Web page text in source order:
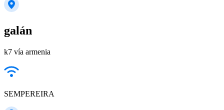
galán
k7 vía armenia
SEMPEREIRA